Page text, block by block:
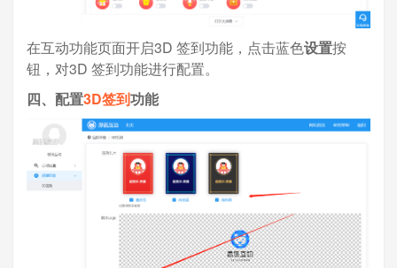
在互动功能页面开启3D 签到功能，点击蓝色设置按
钮，对3D 签到功能进行配置。
四、配置3D签到功能